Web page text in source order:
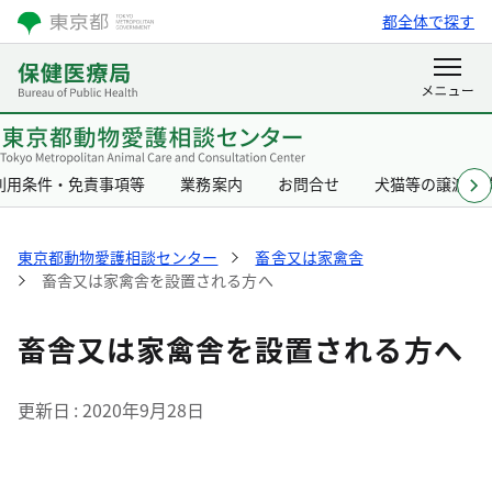
都全体で探す
用条件・免責事項等 業務案内 お問合せ 犬猫等の譲渡事
東京都動物愛護相談センター
畜舎又は家禽舎
畜舎又は家禽舎を設置される方へ
畜舎又は家禽舎を設置される方へ
更新日 2020年9月28日